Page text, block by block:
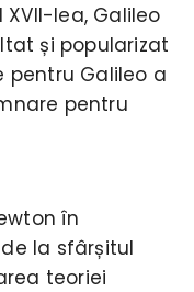
lea, Galileo
și popularizat
pentru Galileo a
pentru
în
la sfârșitul
teoriei